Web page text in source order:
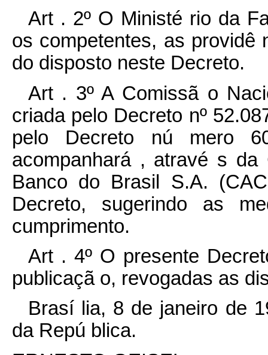
Art . 2º O Ministé rio da
os competentes, as providê
do disposto neste Decreto.
Art . 3º A Comissã o
criada pelo Decreto nº
pelo Decreto nú mero
acompanhará , atravé s
Banco do Brasil S.A.
Decreto, sugerindo as
cumprimento.
Art . 4º O presente
publicaçã o, revogadas as
Brasí lia, 8 de janeiro de
da Repú blica.